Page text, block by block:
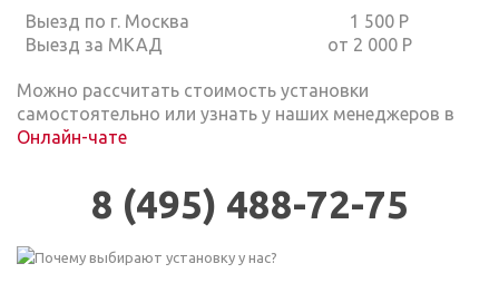
Выезд по г. Москва 1 500 Р
Выезд за МКАД от 2 000 Р
Можно рассчитать стоимость установки
самостоятельно или узнать у наших менеджеров в
Онлайн-чате
8 (495) 488-72-75